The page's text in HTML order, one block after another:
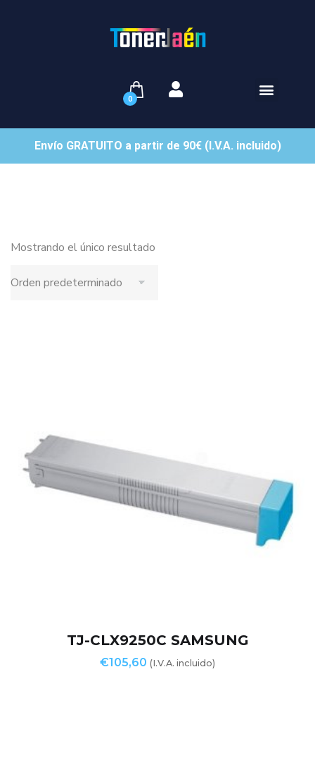
0
Envío GRATUITO a partir de 90€ (I.V.A. incluido)
Mostrando el único resultado
TJ-CLX9250C SAMSUNG
€105,60 (I.V.A. incluido)